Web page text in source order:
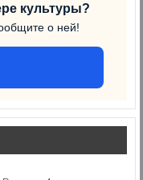
культуры?
о ней!